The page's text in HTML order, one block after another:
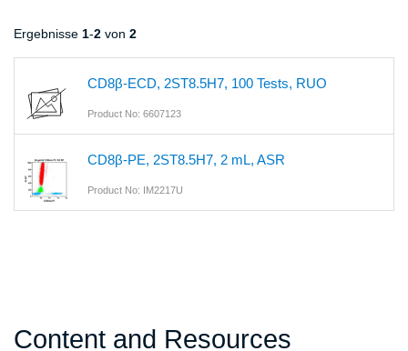
Ergebnisse 1-2 von 2
CD8β-ECD, 2ST8.5H7, 100 Tests, RUO
Product No: 6607123
CD8β-PE, 2ST8.5H7, 2 mL, ASR
Product No: IM2217U
Content and Resources